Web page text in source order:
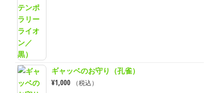
ギャッベのお守り（孔雀）
¥1,000 （税込）